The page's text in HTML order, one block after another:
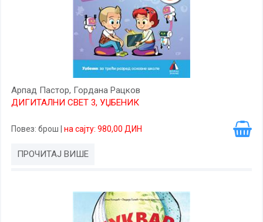
Арпад Пастор, Гордана Рацков
ДИГИТАЛНИ СВЕТ 3, УЏБЕНИК
Повез: брош на сајту: 980,00 ДИН
ПРОЧИТАЈ ВИШЕ